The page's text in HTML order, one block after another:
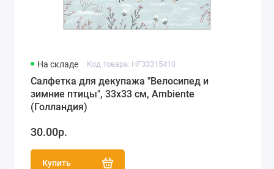
На складе Код товара: HF33315410
Салфетка для декупажа "Велосипед и
зимние птицы", 33х33 см, Ambiente
(Голландия)
30.00р.
Купить